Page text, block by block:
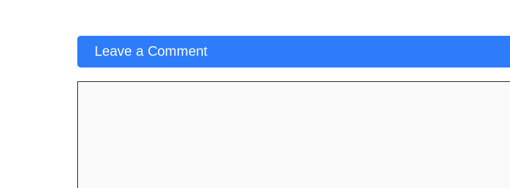
Leave a Comment